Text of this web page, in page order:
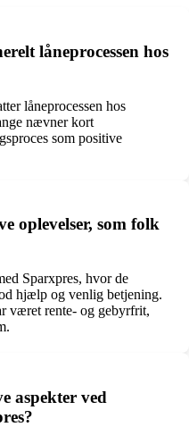
låneprocessen hos
låneprocessen hos
nævner kort
som positive
oplevelser, som folk
Sparxpres, hvor de
hjælp og venlig betjening.
været rente- og gebyrfrit,
aspekter ved